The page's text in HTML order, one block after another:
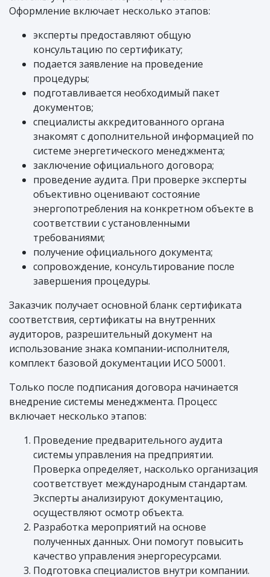
Оформление включает несколько этапов:
эксперты предоставляют общую
консультацию по сертификату;
подается заявление на проведение
процедуры;
подготавливается необходимый пакет
документов;
специалисты аккредитованного органа
знакомят с дополнительной информацией по
системе энергетического менеджмента;
заключение официального договора;
проведение аудита. При проверке эксперты
объективно оценивают состояние
энергопотребления на конкретном объекте в
соответствии с установленными
требованиями;
получение официального документа;
сопровождение, консультирование после
завершения процедуры.
Заказчик получает основной бланк сертификата
соответствия, сертификаты на внутренних
аудиторов, разрешительный документ на
использование знака компании-исполнителя,
комплект базовой документации ИСО 50001.
Только после подписания договора начинается
внедрение системы менеджмента. Процесс
включает несколько этапов:
Проведение предварительного аудита
системы управления на предприятии.
Проверка определяет, насколько организация
соответствует международным стандартам.
Эксперты анализируют документацию,
осуществляют осмотр объекта.
Разработка мероприятий на основе
полученных данных. Они помогут повысить
качество управления энергоресурсами.
Подготовка специалистов внутри компании.